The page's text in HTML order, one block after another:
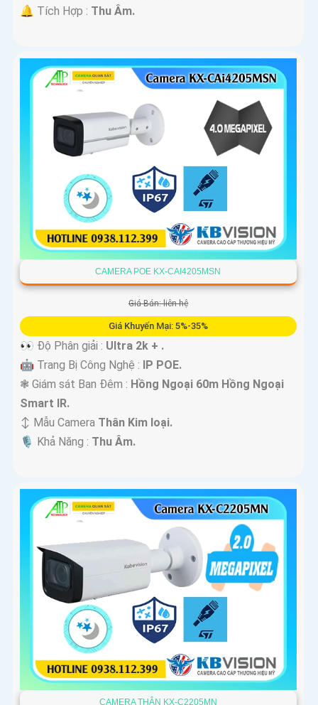
️🔔 Tích Hợp : Thu Âm.
CAMERA POE KX-CAI4205MSN
Giá Bán: liên hệ
Giá Khuyến Mại: 5%-35%
️
👀 Độ Phân giải : Ultra 2k + .
🤖️ Trang Bị Công Nghệ : IP POE.
❃ Giám sát Ban Đêm : Hồng Ngoại 60m Hồng Ngoại
Smart IR.
↕️ Mẫu Camera Thân Kim loại.
️🎙 Khả Năng : Thu Âm.
CAMERA THÂN KX-C2205MN